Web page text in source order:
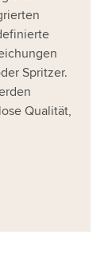
Spritzer.
Qualität,